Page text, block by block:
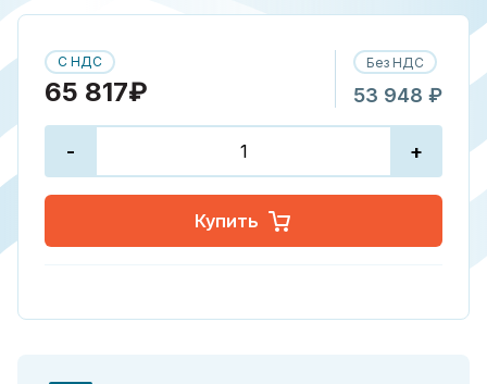
С НДС
65 817₽
Без НДС
53 948 ₽
- +
Купить